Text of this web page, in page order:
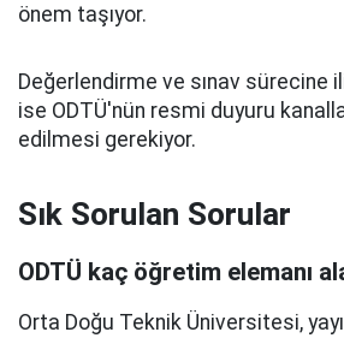
önem taşıyor.
Değerlendirme ve sınav sürecine
ise ODTÜ'nün resmi duyuru
edilmesi gerekiyor.
Sık Sorulan Sorular
ODTÜ kaç öğretim elemanı
Orta Doğu Teknik Üniversitesi,